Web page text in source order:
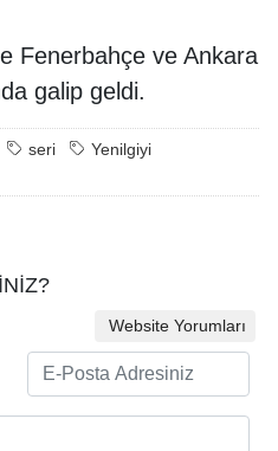
Fenerbahçe ve Ankara
galip geldi.
seri
Yenilgiyi
Website Yorumları